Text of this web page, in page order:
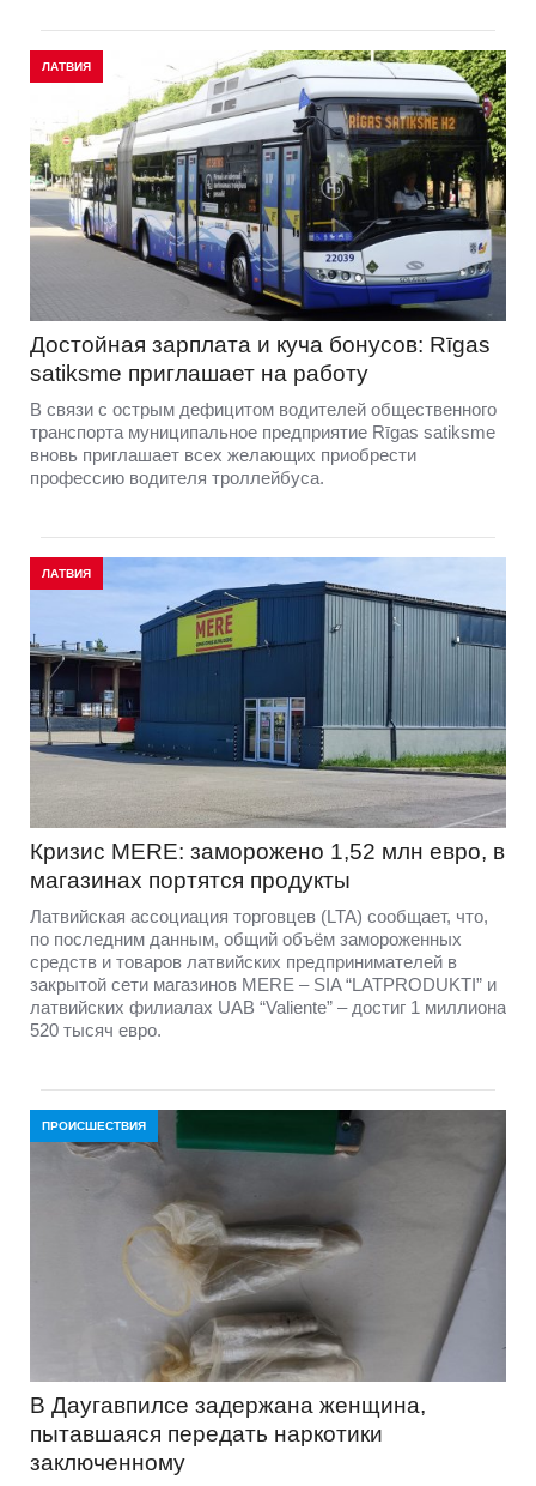
ЛАТВИЯ
Достойная зарплата и куча бонусов: Rīgas
satiksme приглашает на работу
В связи с острым дефицитом водителей общественного
транспорта муниципальное предприятие Rīgas satiksme
вновь приглашает всех желающих приобрести
профессию водителя троллейбуса.
ЛАТВИЯ
Кризис MERE: заморожено 1,52 млн евро, в
магазинах портятся продукты
Латвийская ассоциация торговцев (LTA) сообщает, что,
по последним данным, общий объём замороженных
средств и товаров латвийских предпринимателей в
закрытой сети магазинов MERE – SIA “LATPRODUKTI” и
латвийских филиалах UAB “Valiente” – достиг 1 миллиона
520 тысяч евро.
ПРОИСШЕСТВИЯ
В Даугавпилсе задержана женщина,
пытавшаяся передать наркотики
заключенному